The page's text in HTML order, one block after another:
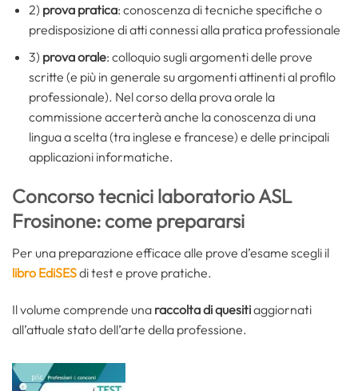
2) prova pratica: conoscenza di tecniche specifiche o
predisposizione di atti connessi alla pratica professionale
3) prova orale: colloquio sugli argomenti delle prove
scritte (e più in generale su argomenti attinenti al profilo
professionale). Nel corso della prova orale la
commissione accerterà anche la conoscenza di una
lingua a scelta (tra inglese e francese) e delle principali
applicazioni informatiche.
Concorso tecnici laboratorio ASL
Frosinone: come prepararsi
Per una preparazione efficace alle prove d’esame scegli il
libro EdiSESdi test e prove pratiche.
Il volume comprende una raccolta di quesitiaggiornati
all’attuale stato dell’arte della professione.